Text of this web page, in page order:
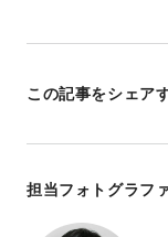
この記事をシェア
担当フォトグラフ